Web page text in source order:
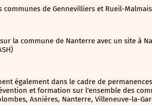
communes de Gennevilliers et Rueil-
sur la commune de Nanterre avec un site à
également dans le cadre de
et formation sur l'ensemble des
Asnières, Nanterre, Villeneuve-la-